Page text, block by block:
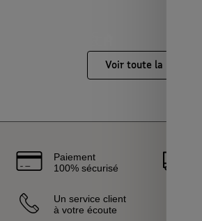
Voir toute la boutique
Paiement
100% sécurisé
Un service client
à votre écoute